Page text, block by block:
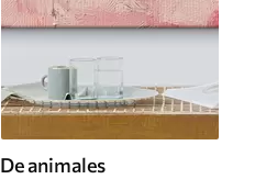
De animales